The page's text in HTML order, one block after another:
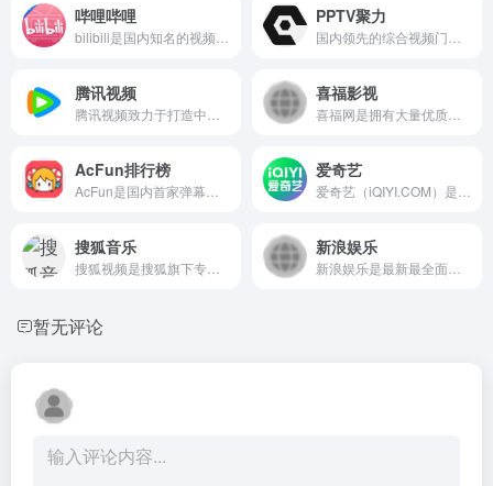
哔哩哔哩 PPTV聚力
腾讯视频 喜福影视
AcFun排行榜 爱奇艺
搜狐音乐 新浪娱乐
暂无评论